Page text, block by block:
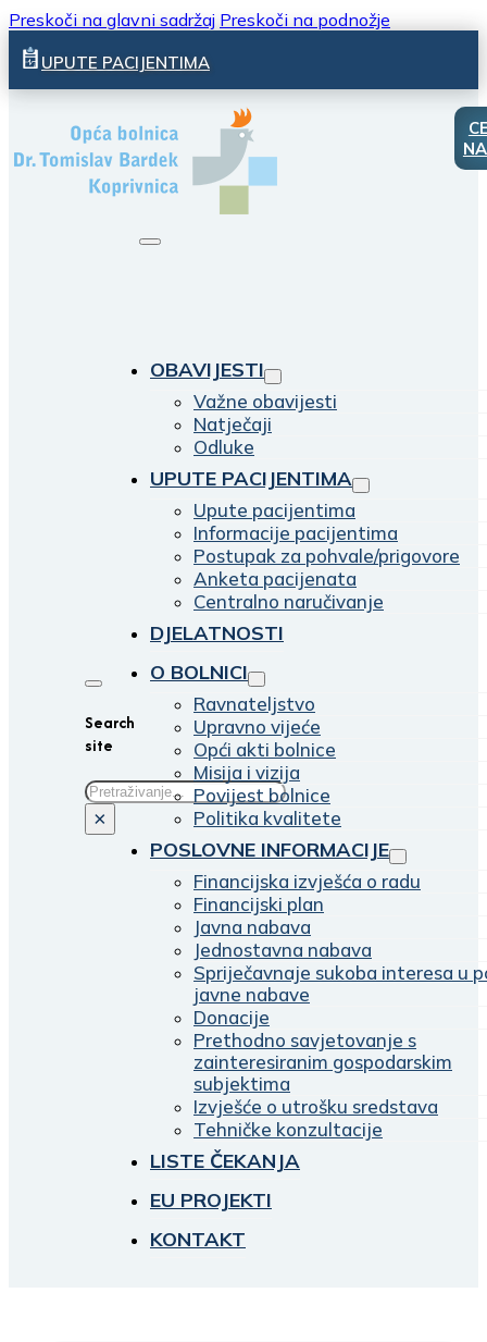
Preskoči na glavni sadržaj Preskoči na podnožje
UPUTE PACIJENTIMA
Search
site
Traži
×
OBAVIJESTI
Važne obavijesti
Natječaji
Odluke
UPUTE PACIJENTIMA
Upute pacijentima
Informacije pacijentima
Postupak za pohvale/prigovore
Anketa pacijenata
Centralno naručivanje
DJELATNOSTI
O BOLNICI
Ravnateljstvo
Upravno vijeće
Opći akti bolnice
Misija i vizija
Povijest bolnice
Politika kvalitete
POSLOVNE INFORMACIJE
Financijska izvješća o radu
Financijski plan
Javna nabava
Jednostavna nabava
Spriječavnaje sukoba interesa u
javne nabave
Donacije
Prethodno savjetovanje s
zainteresiranim gospodarskim
subjektima
Izvješće o utrošku sredstava
Tehničke konzultacije
LISTE ČEKANJA
EU PROJEKTI
KONTAKT